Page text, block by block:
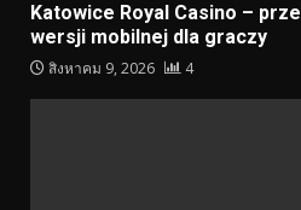
Katowice Royal Casino –
wersji mobilnej dla graczy
สิงหาคม 9, 2026 4